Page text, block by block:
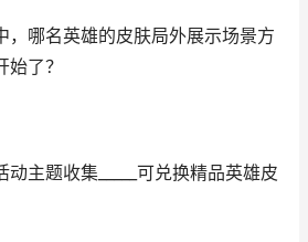
，哪名英雄的皮肤局外展示场景方
了？
主题收集_____可兑换精品英雄皮